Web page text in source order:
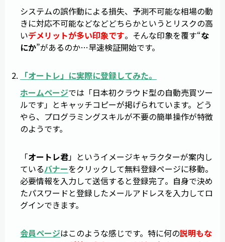
システムの誤作動による損失、予測不可能な相場の動
きに対応不可能などなどどちらかというとリスクの高
いデメリットが多い印象です。そんな印象を覆す“な
にか”があるのか…早速検証開始です。
「オートレ」に実際に登録してみた。
ホームページでは「日本初クラウド型の自動売買ツー
ルです」とキャッチコピーが掲げられています。どう
やら、プログラミングスキルが不要の簡単操作が特徴
のようです。
「オートレ君」というイメージキャラクターが案内し
ているバナーをクリックして無料登録ページに移動。
必要情報を入力して送信すると登録完了。自身で決め
たパスワードと登録したメールアドレスを入力してロ
グインできます。
会員ページはこのような感じです。特に何の説明もな